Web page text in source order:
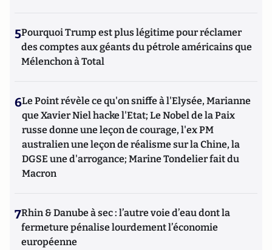
5Pourquoi Trump est plus légitime pour réclamer
des comptes aux géants du pétrole américains que
Mélenchon à Total
6Le Point révèle ce qu'on sniffe à l'Elysée, Marianne
que Xavier Niel hacke l'Etat; Le Nobel de la Paix
russe donne une leçon de courage, l'ex PM
australien une leçon de réalisme sur la Chine, la
DGSE une d'arrogance; Marine Tondelier fait du
Macron
7Rhin & Danube à sec : l’autre voie d’eau dont la
fermeture pénalise lourdement l’économie
européenne